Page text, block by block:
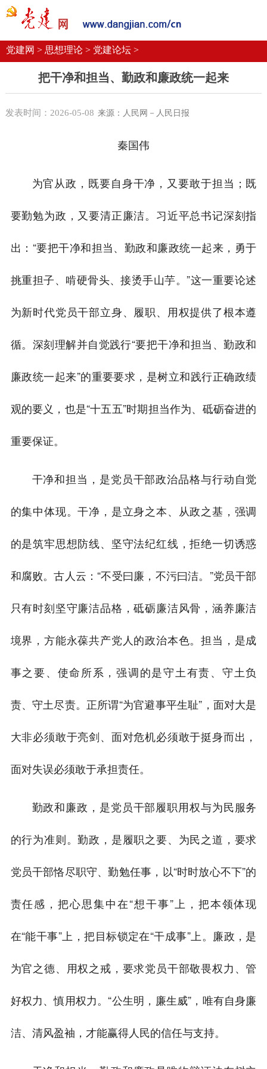
党建要闻
机关党建
校园党建 企业党建
党建网 > 思想理论 > 党建论坛 >
把干净和担当、勤政和廉政统一起来
发表时间：2026-05-08 来源：人民网－人民日报
秦国伟
为官从政，既要自身干净，又要敢于担当；既
要勤勉为政，又要清正廉洁。习近平总书记深刻指
出：“要把干净和担当、勤政和廉政统一起来，勇于
挑重担子、啃硬骨头、接烫手山芋。”这一重要论述
为新时代党员干部立身、履职、用权提供了根本遵
循。深刻理解并自觉践行“要把干净和担当、勤政和
廉政统一起来”的重要要求，是树立和践行正确政绩
观的要义，也是“十五五”时期担当作为、砥砺奋进的
重要保证。
干净和担当，是党员干部政治品格与行动自觉
的集中体现。干净，是立身之本、从政之基，强调
的是筑牢思想防线、坚守法纪红线，拒绝一切诱惑
和腐败。古人云：“不受曰廉，不污曰洁。”党员干部
只有时刻坚守廉洁品格，砥砺廉洁风骨，涵养廉洁
境界，方能永葆共产党人的政治本色。担当，是成
事之要、使命所系，强调的是守土有责、守土负
责、守土尽责。正所谓“为官避事平生耻”，面对大是
大非必须敢于亮剑、面对危机必须敢于挺身而出，
面对失误必须敢于承担责任。
勤政和廉政，是党员干部履职用权与为民服务
的行为准则。勤政，是履职之要、为民之道，要求
党员干部恪尽职守、勤勉任事，以“时时放心不下”的
责任感，把心思集中在“想干事”上，把本领体现
在“能干事”上，把目标锁定在“干成事”上。廉政，是
为官之德、用权之戒，要求党员干部敬畏权力、管
好权力、慎用权力。“公生明，廉生威”，唯有自身廉
洁、清风盈袖，才能赢得人民的信任与支持。